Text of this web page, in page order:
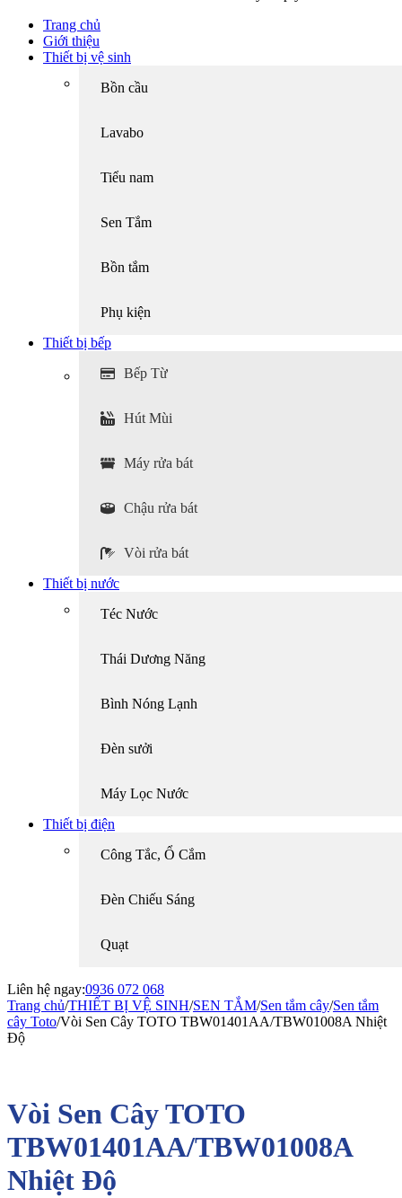
Trang chủ
Giới thiệu
Thiết bị vệ sinh
Bồn cầu
Lavabo
Tiểu nam
Sen Tắm
Bồn tắm
Phụ kiện
Thiết bị bếp
Bếp Từ
Hút Mùi
Máy rửa bát
Chậu rửa bát
Vòi rửa bát
Thiết bị nước
Téc Nước
Thái Dương Năng
Bình Nóng Lạnh
Đèn sưởi
Máy Lọc Nước
Thiết bị điện
Công Tắc, Ổ Cắm
Đèn Chiếu Sáng
Quạt
Liên hệ ngay:0936 072 068
Trang chủ/THIẾT BỊ VỆ SINH/SEN TẮM/Sen tắm cây/Sen tắm
cây Toto/Vòi Sen Cây TOTO TBW01401AA/TBW01008A Nhiệt
Độ
Vòi Sen Cây TOTO
TBW01401AA/TBW01008A
Nhiệt Độ